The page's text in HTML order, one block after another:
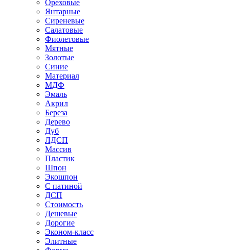
Ореховые
Янтарные
Сиреневые
Салатовые
Фиолетовые
Мятные
Золотые
Синие
Материал
МДФ
Эмаль
Акрил
Береза
Дерево
Дуб
ЛДСП
Массив
Пластик
Шпон
Экошпон
С патиной
ДСП
Стоимость
Дешевые
Дорогие
Эконом-класс
Элитные